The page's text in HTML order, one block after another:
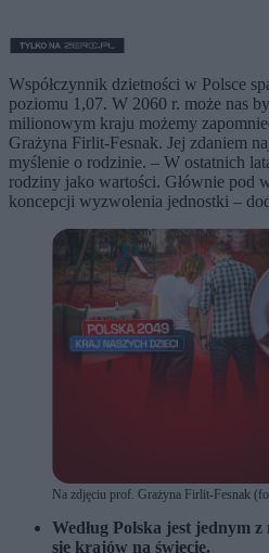
Współczynnik dzietności w Polsce
poziomu 1,07. W 2060 r. może nas
milionowym kraju możemy
Grażyna Firlit-Fesnak. Jej zdaniem
myślenie o rodzinie. – W ostatnich
rodziny jako wartości. Głównie pod
koncepcji wyzwolenia jednostki –
Na zdjęciu prof. Grażyna Firlit-Fesnak
Według Polska jest jednym
się krajów na świecie.